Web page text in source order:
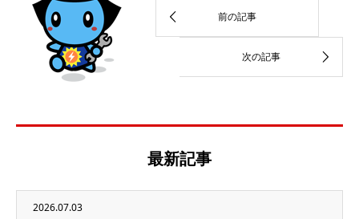
最新記事
2026.07.03